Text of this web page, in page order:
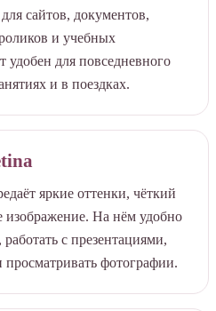
сайтов, документов,
и учебных
удобен для повседневного
и в поездках.
яркие оттенки, чёткий
изображение. На нём удобно
с презентациями,
просматривать фотографии.